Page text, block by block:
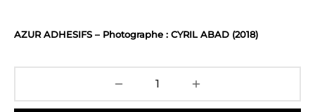
AZUR ADHESIFS – Photographe : CYRIL ABAD (2018)